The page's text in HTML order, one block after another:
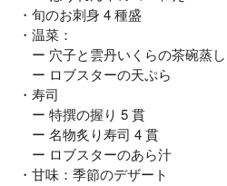
・旬のお刺身 4 種盛
・温菜：
ー 穴子と雲丹いくらの茶碗蒸し
ー ロブスターの天ぷら
・寿司
ー 特撰の握り 5 貫
ー 名物炙り寿司 4 貫
ー ロブスターのあら汁
・甘味：季節のデザート